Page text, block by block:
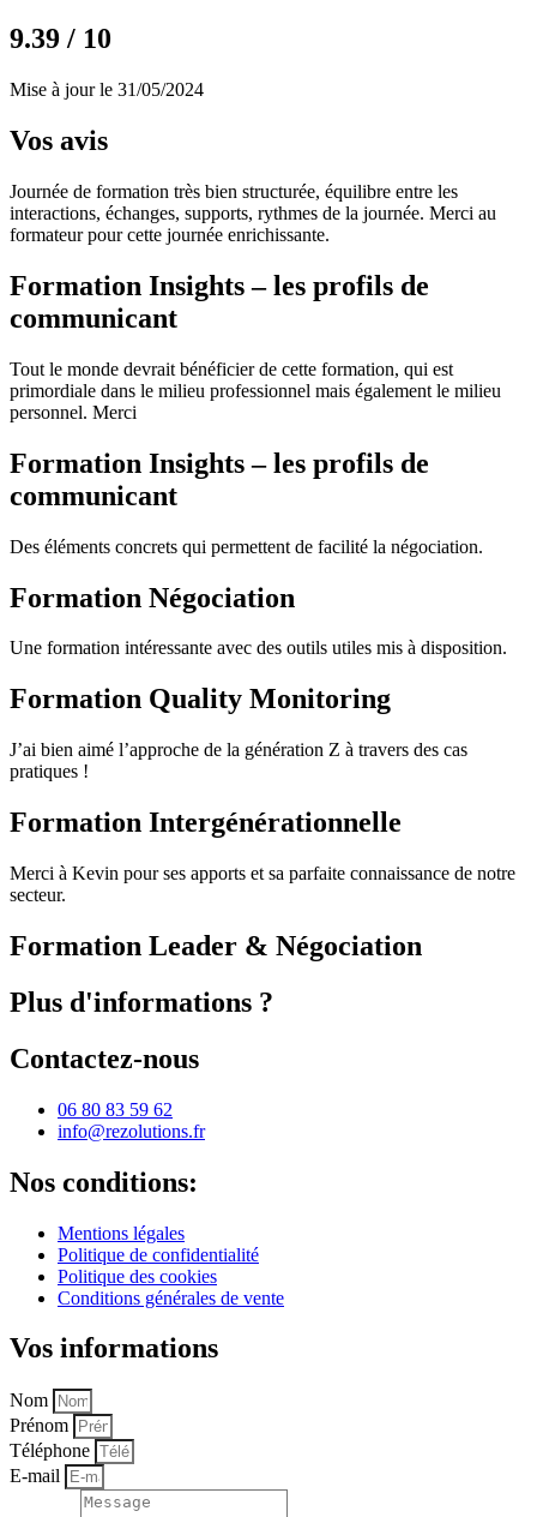
9.39 / 10
Mise à jour le 31/05/2024
Vos avis
Journée de formation très bien structurée, équilibre entre les
interactions, échanges, supports, rythmes de la journée. Merci au
formateur pour cette journée enrichissante.
Formation Insights – les profils de
communicant
Tout le monde devrait bénéficier de cette formation, qui est
primordiale dans le milieu professionnel mais également le milieu
personnel. Merci
Formation Insights – les profils de
communicant
Des éléments concrets qui permettent de facilité la négociation.
Formation Négociation
Une formation intéressante avec des outils utiles mis à disposition.
Formation Quality Monitoring
J’ai bien aimé l’approche de la génération Z à travers des cas
pratiques !
Formation Intergénérationnelle
Merci à Kevin pour ses apports et sa parfaite connaissance de notre
secteur.
Formation Leader & Négociation
Plus d'informations ?
Contactez-nous
06 80 83 59 62
info@rezolutions.fr
Nos conditions:
Mentions légales
Politique de confidentialité
Politique des cookies
Conditions générales de vente
Vos informations
Nom
Prénom
Téléphone
E-mail